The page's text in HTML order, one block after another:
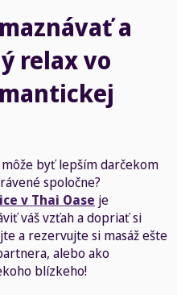
a
relax vo
byť lepším darčekom
spoločne?
v Thai Oase je
váš vzťah a dopriať si
a rezervujte si masáž ešte
alebo ako
blízkeho!